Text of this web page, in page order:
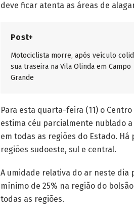
deve ficar atenta as áreas de
Post+
Motociclista morre, após veículo
sua traseira na Vila Olinda em Campo
Grande
Para esta quarta-feira (11) o
estima céu parcialmente nublado
em todas as regiões do Estado.
regiões sudoeste, sul e central.
A umidade relativa do ar neste dia
mínimo de 25% na região do
todas as regiões.